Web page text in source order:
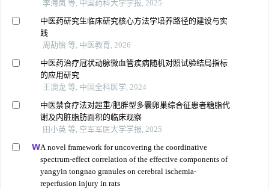
李海岚 等, 中国药科大学学报, 2025
中医药研究生临床研究核心方法学培养路径的建设与实
践
周劼怡 等, 中医教育, 2026
中医药治疗冠状动脉微血管疾病随机对照试验结局指标
的应用研究
王澳龙 等, 中国全科医学, 2024
中医禁食疗法对超重/肥胖型多囊卵巢综合征患者糖脂代
谢及内脏脂肪面积的临床观察
田小英 等, 空军军医大学学报, 2025
A novel framework for uncovering the coordinative
spectrum-effect correlation of the effective components of
yangyin tongnao granules on cerebral ischemia-
reperfusion injury in rats